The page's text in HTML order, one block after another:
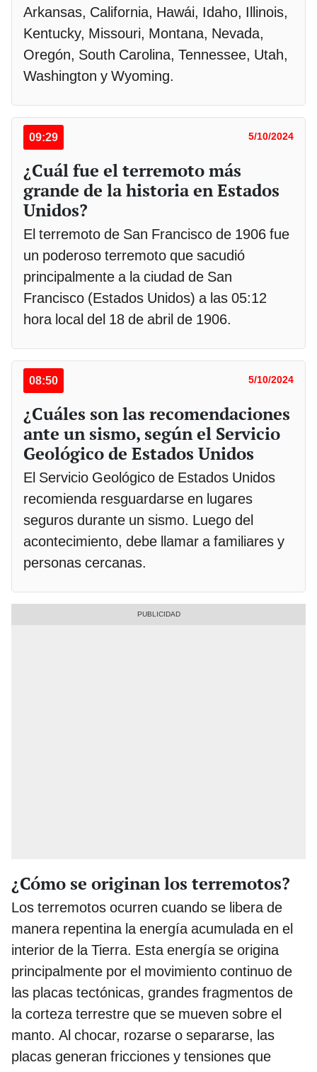
Arkansas, California, Hawái, Idaho, Illinois,
Kentucky, Missouri, Montana, Nevada,
Oregón, South Carolina, Tennessee, Utah,
Washington y Wyoming.
09:29 5/10/2024
¿Cuál fue el terremoto más
grande de la historia en Estados
Unidos?
El terremoto de San Francisco de 1906 fue
un poderoso terremoto que sacudió
principalmente a la ciudad de San
Francisco (Estados Unidos) a las 05:12
hora local del 18 de abril de 1906.
08:50 5/10/2024
¿Cuáles son las recomendaciones
ante un sismo, según el Servicio
Geológico de Estados Unidos
El Servicio Geológico de Estados Unidos
recomienda resguardarse en lugares
seguros durante un sismo. Luego del
acontecimiento, debe llamar a familiares y
personas cercanas.
¿Cómo se originan los terremotos?
Los terremotos ocurren cuando se libera de
manera repentina la energía acumulada en el
interior de la Tierra. Esta energía se origina
principalmente por el movimiento continuo de
las placas tectónicas, grandes fragmentos de
la corteza terrestre que se mueven sobre el
manto. Al chocar, rozarse o separarse, las
placas generan fricciones y tensiones que